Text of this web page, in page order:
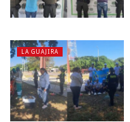
LA GUAJIRA